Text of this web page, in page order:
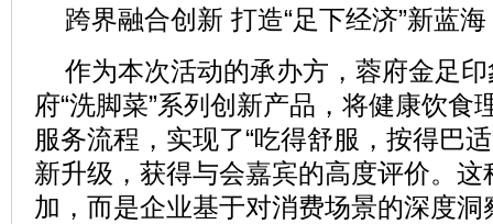
跨界融合创新 打造“足下经济”新蓝海
作为本次活动的承办方，蓉府金足
府“洗脚菜”系列创新产品，将健康饮食
服务流程，实现了“吃得舒服，按得巴
新升级，获得与会嘉宾的高度评价。
加，而是企业基于对消费场景的深度